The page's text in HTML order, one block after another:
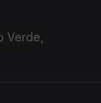
Verde,